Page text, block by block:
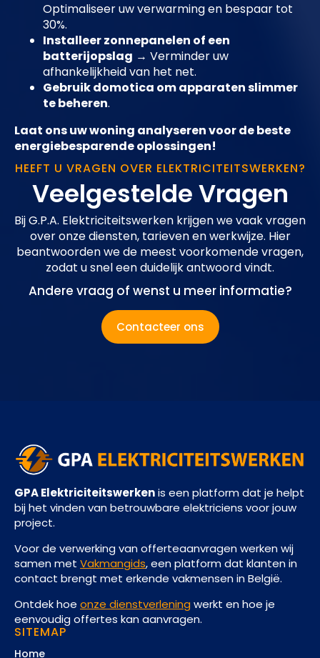
HEEFT U VRAGEN OVER ELEKTRICITEITSWERKEN?
Veelgestelde Vragen
Bij G.P.A. Elektriciteitswerken krijgen we vaak vragen
over onze diensten, tarieven en werkwijze. Hier
beantwoorden we de meest voorkomende vragen,
zodat u snel een duidelijk antwoord vindt.
Andere vraag of wenst u meer informatie?
Contacteer ons
Optimaliseer uw verwarming en bespaar tot
30%.
Installeer zonnepanelen of een
batterijopslag → Verminder uw
afhankelijkheid van het net.
Gebruik domotica om apparaten slimmer
te beheren.
Laat ons uw woning analyseren voor de beste
energiebesparende oplossingen!
GPA Elektriciteitswerkenis een platform dat je helpt
bij het vinden van betrouwbare elektriciens voor jouw
project.
Voor de verwerking van offerteaanvragen werken wij
samen met Vakmangids, een platform dat klanten in
contact brengt met erkende vakmensen in België.
Ontdek hoe onze dienstverleningwerkt en hoe je
eenvoudig offertes kan aanvragen.
SITEMAP
Home